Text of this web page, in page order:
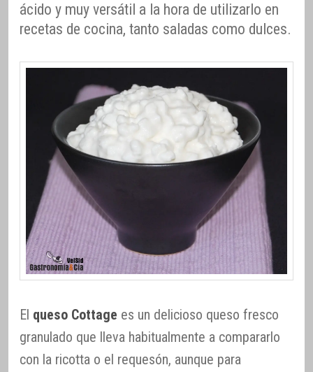
ácido y muy versátil a la hora de utilizarlo en
recetas de cocina, tanto saladas como dulces.
El queso Cottage es un delicioso queso fresco
granulado que lleva habitualmente a compararlo
con la ricotta o el requesón, aunque para